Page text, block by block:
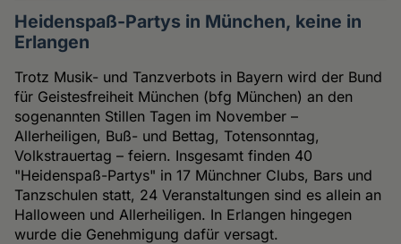
Heidenspaß-Partys in München, keine in
Erlangen
Trotz Musik- und Tanzverbots in Bayern wird der Bund
für Geistesfreiheit München (bfg München) an den
sogenannten Stillen Tagen im November –
Allerheiligen, Buß- und Bettag, Totensonntag,
Volkstrauertag – feiern. Insgesamt finden 40
"Heidenspaß-Partys" in 17 Münchner Clubs, Bars und
Tanzschulen statt, 24 Veranstaltungen sind es allein an
Halloween und Allerheiligen. In Erlangen hingegen
wurde die Genehmigung dafür versagt.